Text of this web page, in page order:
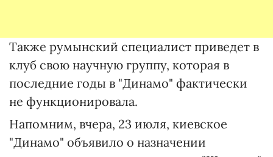
Также румынский специалист приведет в
клуб свою научную группу, которая в
последние годы в "Динамо" фактически
не функционировала.
Напомним, вчера, 23 июля, киевское
"Динамо" объявило о назначении